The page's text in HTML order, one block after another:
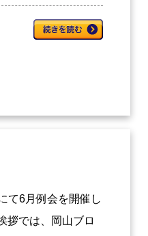
て6月例会を開催し
拶では、岡山ブロ